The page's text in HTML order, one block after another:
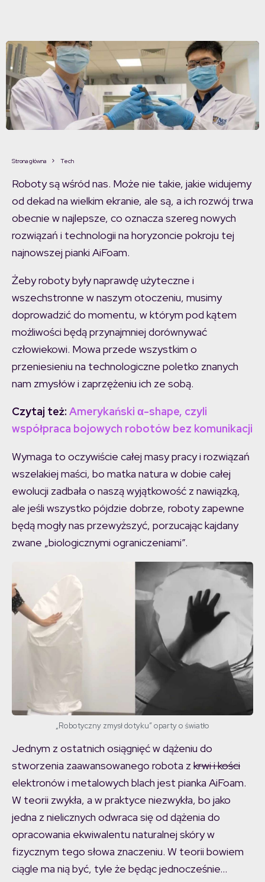
Strona główna Tech
Roboty są wśród nas. Może nie takie, jakie widujemy
od dekad na wielkim ekranie, ale są, a ich rozwój trwa
obecnie w najlepsze, co oznacza szereg nowych
rozwiązań i technologii na horyzoncie pokroju tej
najnowszej pianki AiFoam.
Żeby roboty były naprawdę użyteczne i
wszechstronne w naszym otoczeniu, musimy
doprowadzić do momentu, w którym pod kątem
możliwości będą przynajmniej dorównywać
człowiekowi. Mowa przede wszystkim o
przeniesieniu na technologiczne poletko znanych
nam zmysłów i zaprzężeniu ich ze sobą.
Czytaj też: Amerykański α-shape, czyli
współpraca bojowych robotów bez komunikacji
Wymaga to oczywiście całej masy pracy i rozwiązań
wszelakiej maści, bo matka natura w dobie całej
ewolucji zadbała o naszą wyjątkowość z nawiązką,
ale jeśli wszystko pójdzie dobrze, roboty zapewne
będą mogły nas przewyższyć, porzucając kajdany
zwane „biologicznymi ograniczeniami”.
„Robotyczny zmysł dotyku” oparty o światło
Jednym z ostatnich osiągnięć w dążeniu do
stworzenia zaawansowanego robota z krwi i kości
elektronów i metalowych blach jest pianka AiFoam.
W teorii zwykła, a w praktyce niezwykła, bo jako
jedna z nielicznych odwraca się od dążenia do
opracowania ekwiwalentu naturalnej skóry w
fizycznym tego słowa znaczeniu. W teorii bowiem
ciągle ma nią być, tyle że będąc jednocześnie…